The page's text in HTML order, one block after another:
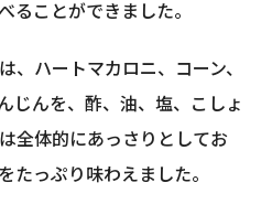
ることができました。
、ハートマカロニ、コーン、
じんを、酢、油、塩、こしょ
全体的にあっさりとしてお
たっぷり味わえました。